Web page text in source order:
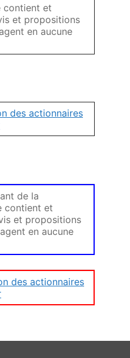
contient et
et propositions
en aucune
des actionnaires
de la
contient et
et propositions
en aucune
des actionnaires